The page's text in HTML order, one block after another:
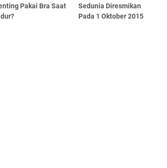
Pakai Bra Saat
Sedunia Diresmikan
Pada 1 Oktober 2015